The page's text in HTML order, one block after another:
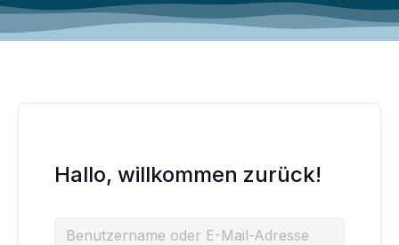
Hallo, willkommen zurück!